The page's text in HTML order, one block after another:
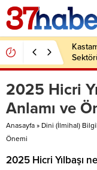
2025 Hicri
Anlamı ve
Anasayfa » Dini (İlmihal)
Önemi
2025 Hicri Yılbaşı